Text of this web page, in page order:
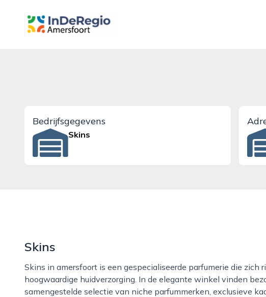
inderegioamersfoort.nl
Bedrijfsgegevens
Skins
Skins
Skins in amersfoort is een gespecialiseerde parfumerie die zich richt op bijzondere geuren en
hoogwaardige huidverzorging. In de elegante winkel vinden
samengestelde selectie van niche parfummerken, exclusieve